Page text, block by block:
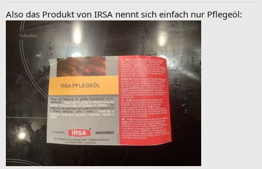
:
Also das Produkt von IRSA nennt sich einfach nur Pflegeöl: